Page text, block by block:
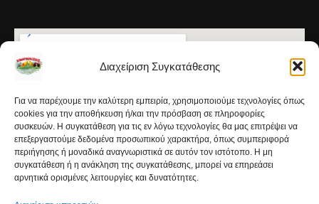
Διαχείριση Συγκατάθεσης
Για να παρέχουμε την καλύτερη εμπειρία, χρησιμοποιούμε τεχνολογίες όπως
cookies για την αποθήκευση ή/και την πρόσβαση σε πληροφορίες
συσκευών. Η συγκατάθεση για τις εν λόγω τεχνολογίες θα μας επιτρέψει να
επεξεργαστούμε δεδομένα προσωπικού χαρακτήρα, όπως συμπεριφορά
περιήγησης ή μοναδικά αναγνωριστικά σε αυτόν τον ιστότοπο. Η μη
συγκατάθεση ή η ανάκληση της συγκατάθεσης, μπορεί να επηρεάσει
αρνητικά ορισμένες λειτουργίες και δυνατότητες.